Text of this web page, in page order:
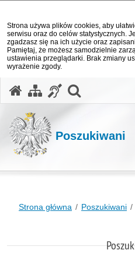
Strona używa plików cookies, aby
serwisu oraz do celów statystycznych.
zgadzasz się na ich użycie oraz
Pamiętaj, że możesz samodzielnie
ustawienia przeglądarki. Brak zmiany
wyrażenie zgody.
Poszukiwani
Strona główna Poszukiwani